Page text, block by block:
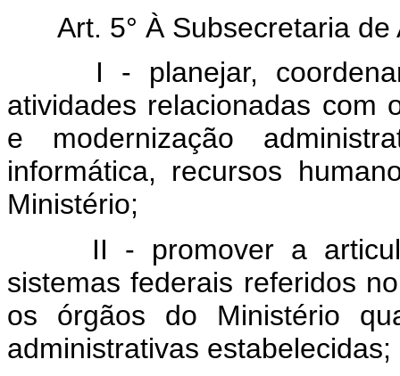
Art. 5° À Subsecretaria
I - planejar,
atividades relacionadas com
e modernização
informática, recursos
Ministério;
II - promover a
sistemas federais referidos
os órgãos do Ministério
administrativas estabelecidas;